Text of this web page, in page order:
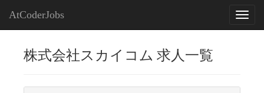
AtCoderJobs
株式会社スカイコム 求人一覧